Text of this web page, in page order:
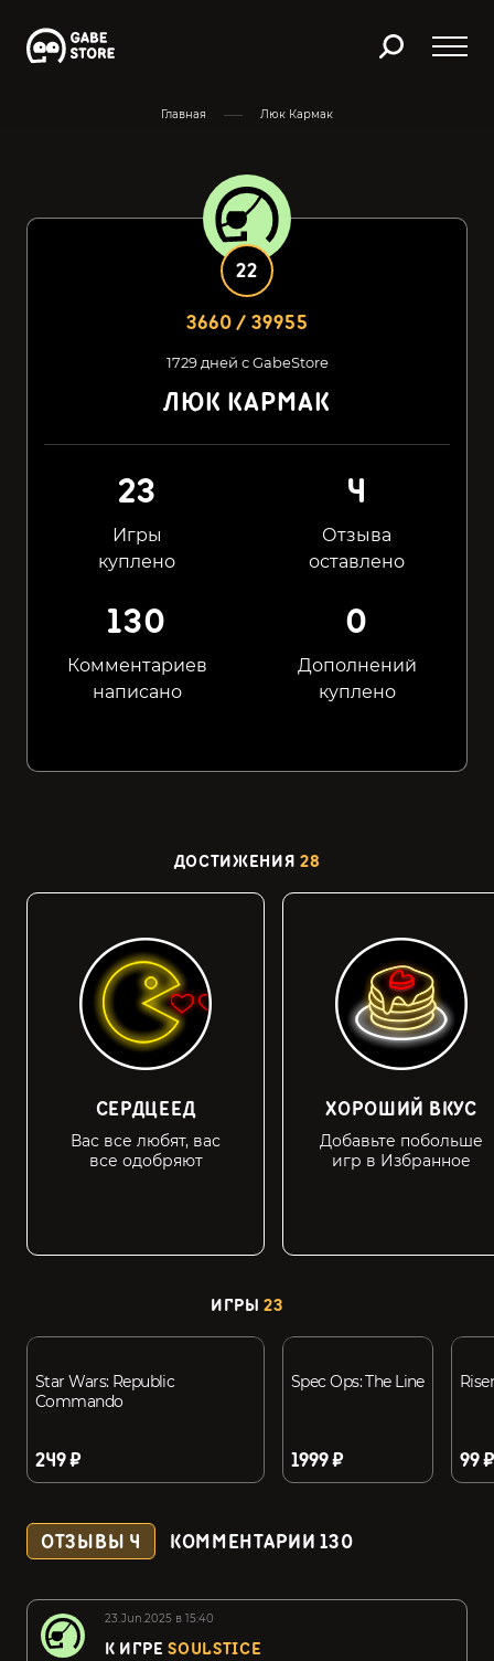
Главная Люк Кармак
3660 / 39955
22
1729 дней с GabeStore
ЛЮК КАРМАК
23
Игры
куплено
4
Отзыва
оставлено
130
Комментариев
написано
0
Дополнений
куплено
ДОСТИЖЕНИЯ 28
СЕРДЦЕЕД
Вас все любят, вас
все одобряют
ХОРОШИЙ ВКУС
Добавьте побольше
игр в Избранное
ИГРЫ23
Star Wars: Republic
Commando
249 ₽
Spec Ops: The Line
1999 ₽ 99 ₽
ОТЗЫВЫ 4 КОММЕНТАРИИ130
23.Jun.2025 в 15:40
К ИГРЕSOULSTICE